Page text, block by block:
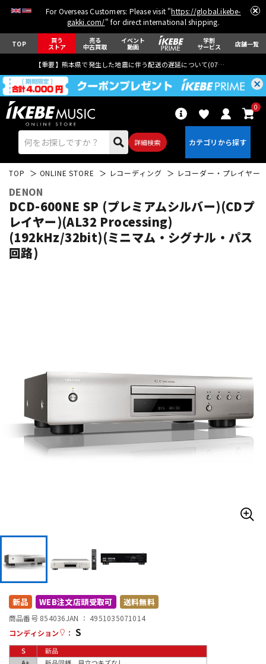
For Overseas Customers: Please visit "https://global.ikebe-
gakki.com/" for direct international shipping.
TOP 買う
ストア
売る
中古買取
イベント
動画
学割
サービス 店舗一覧
【重要】熊本県で発生した地震に伴う配送の遅延について(07月29日
詳細検索
0
エレキギター アコギ/エレアコ
キーボード
その他楽器
アンプ エフェクター
中古
TOP ONLINE STORE レコーディング レコーダー・プレイヤー
DENON
DCD-600NE SP (プレミアムシルバー)(CDプ
レイヤー)(AL32 Processing)
(192kHz/32bit)(ミニマム・シグナル・パス
回路)
新品 WEB注文店頭受取可 送料無料
商品番号 854036JAN ： 4951035071014
コンディション
： S